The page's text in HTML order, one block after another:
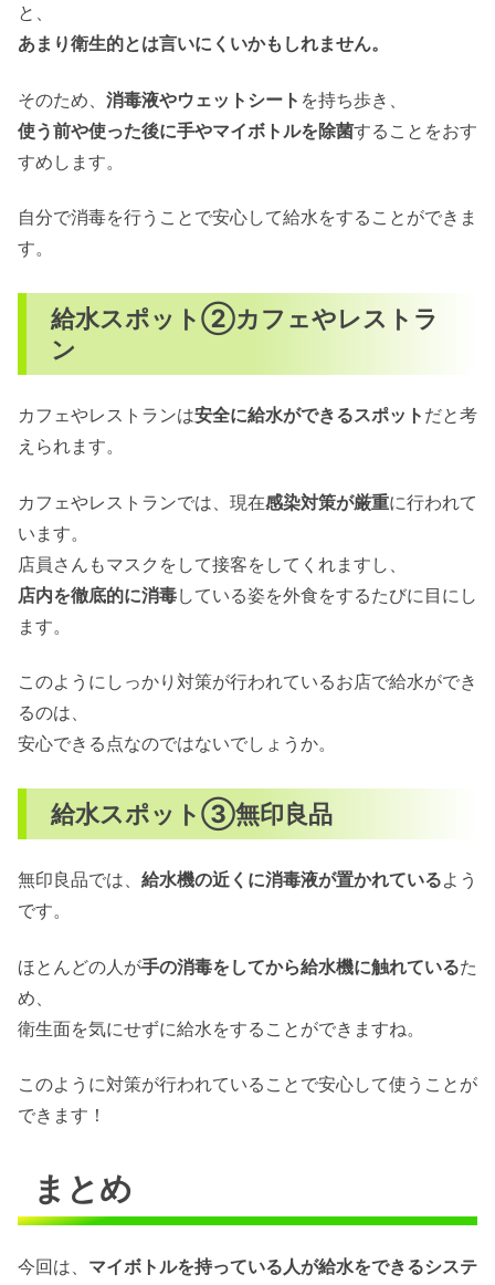
と、
あまり衛生的とは言いにくいかもしれません。
そのため、 消毒液やウェットシート を持ち歩き、
使う前や使った後に手やマイボトルを除菌することをおす
すめします。
自分で消毒を行うことで安心して給水をすることができま
す。
給水スポット②カフェやレストラ
ン
カフェやレストランは安全に給水ができるスポット だと考
えられます。
カフェやレストランでは、現在感染対策が厳重に行われて
います。
店員さんもマスクをして接客をしてくれますし、
店内を徹底的に消毒している姿を外食をするたびに目にし
ます。
このようにしっかり対策が行われているお店で給水ができ
るのは、
安心できる点なのではないでしょうか。
給水スポット③無印良品
無印良品では、 給水機の近くに消毒液が置かれているよう
です。
ほとんどの人が手の消毒をしてから給水機に触れているた
め、
衛生面を気にせずに給水をすることができますね。
このように対策が行われていることで安心して使うことが
できます！
まとめ
今回は、 マイボトルを持っている人が給水をできるシステ